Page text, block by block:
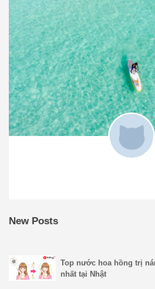
New Posts
Top nước hoa hồng trị
nhất tại Nhật